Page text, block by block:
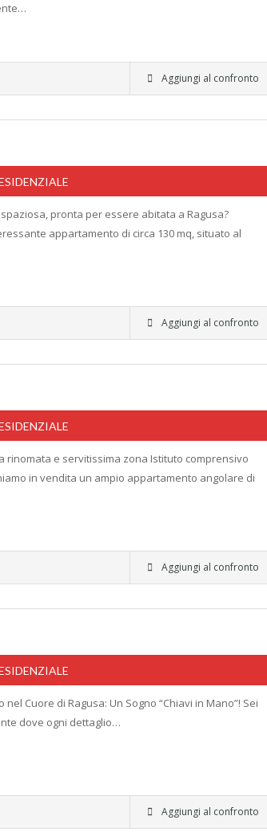
Aggiungi al confronto
pronta per essere abitata a Ragusa?
appartamento di circa 130 mq, situato al
Aggiungi al confronto
rinomata e servitissima zona Istituto comprensivo
in vendita un ampio appartamento angolare di
Aggiungi al confronto
nel Cuore di Ragusa: Un Sogno “Chiavi in Mano”! Sei
dove ogni dettaglio…
Aggiungi al confronto